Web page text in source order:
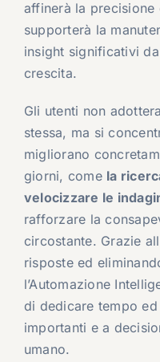
affinerà la precisione
supporterà la
insight significativi
crescita.
Gli utenti non
stessa, ma si
migliorano
giorni, come la
velocizzare le
rafforzare la
circostante. Grazie
risposte ed
l’Automazione
di dedicare tempo
importanti e a
umano.